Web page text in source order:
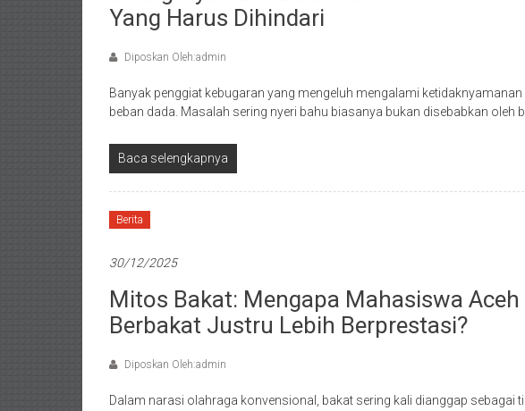
Yang Harus Dihindari
Diposkan Oleh:admin
Banyak penggiat kebugaran yang mengeluh mengalami
beban dada. Masalah sering nyeri bahu biasanya bukan disebabkan oleh
Baca selengkapnya
Berita
30/12/2025
Mitos Bakat: Mengapa Mahasiswa Aceh
Berbakat Justru Lebih Berprestasi?
Diposkan Oleh:admin
Dalam narasi olahraga konvensional, bakat sering kali dianggap sebagai